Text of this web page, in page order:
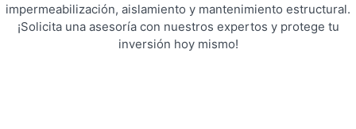
impermeabilización, aislamiento y mantenimiento estructural.
¡Solicita una asesoría con nuestros expertos y protege tu
inversión hoy mismo!